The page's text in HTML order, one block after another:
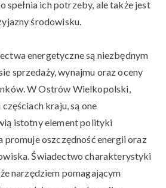
ich potrzeby, ale także jest
środowisku.
energetyczne są niezbędnym
sprzedaży, wynajmu oraz oceny
W Ostrów Wielkopolski,
kraju, są one
istotny element polityki
oszczędność energii oraz
Świadectwo charakterystyki
narzędziem pomagającym